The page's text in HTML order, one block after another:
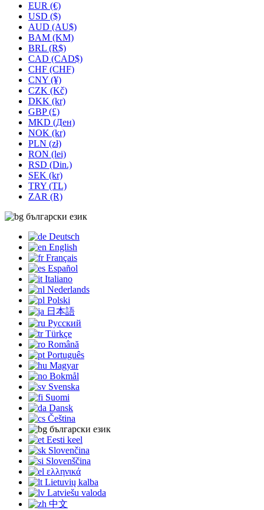
EUR (€)
USD ($)
AUD (AU$)
BAM (KM)
BRL (R$)
CAD (CAD$)
CHF (CHF)
CNY (¥)
CZK (Kč)
DKK (kr)
GBP (£)
MKD (Ден)
NOK (kr)
PLN (zł)
RON (lei)
RSD (Din.)
SEK (kr)
TRY (TL)
ZAR (R)
български език
Deutsch
English
Français
Español
Italiano
Nederlands
Polski
日本語
Русский
Türkçe
Română
Português
Magyar
Bokmål
Svenska
Suomi
Dansk
Čeština
български език
Eesti keel
Slovenčina
Slovenščina
ελληνικά
Lietuvių kalba
Latviešu valoda
中文